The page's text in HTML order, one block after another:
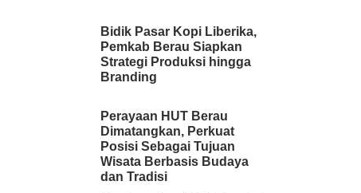
Bidik Pasar Kopi Liberika,
Pemkab Berau Siapkan
Strategi Produksi hingga
Branding
Perayaan HUT Berau
Dimatangkan, Perkuat
Posisi Sebagai Tujuan
Wisata Berbasis Budaya
dan Tradisi